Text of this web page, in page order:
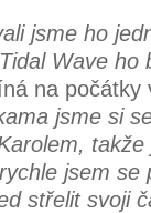
jsme ho
Wave ho
na počátky
jsme si
jsem se
střelit svoji